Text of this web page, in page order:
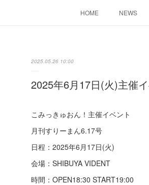
HOME NEWS
2025.05.26 10:00
2025年6月17日(火)主催
こみっきゅおん！主催イベント
月刊すりーまん6.17号
日程：2025年6月17日(火)
会場：SHIBUYA VIDENT
時間：OPEN18:30 START19:00